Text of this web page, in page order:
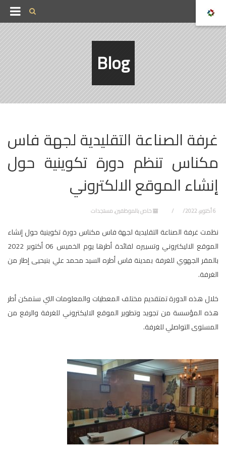
Blog
غرفة الصناعة التقليدية لجهة فاس
مكناس تنظم دورة تكوينية حول
إنشاء الموقع الالكتروني
6 أكتوبر، 2022 خاص بالموظفين,مستجدات
نظمت غرفة الصناعة التقليدية لجهة فاس مكناس دورة تكوينية حول إنشاء
الموقع الاليكتروني وتسييره لفائدة أطرها يوم الخميس 06 أكتوبر 2022
بالمقر الجهوي للغرفة بمدينة فاس أطره السيد محمد علي بنيحيى إطار من
الغرفة.
خلال هذه الدورة تمتقديم مختلف المعطيات والمعلومات التي ستمكن أطر
هذه المؤسسة من تجويد وتطوير الموقع الاليكتروني للغرفة والرفع من
المستوى التواصلي للغرفة.